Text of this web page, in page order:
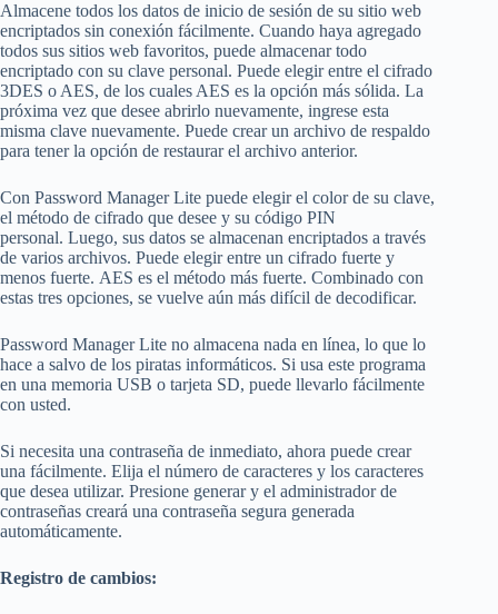
Almacene todos los datos de inicio de sesión de su sitio web
encriptados sin conexión fácilmente. Cuando haya agregado
todos sus sitios web favoritos, puede almacenar todo
encriptado con su clave personal. Puede elegir entre el cifrado
3DES o AES, de los cuales AES es la opción más sólida. La
próxima vez que desee abrirlo nuevamente, ingrese esta
misma clave nuevamente. Puede crear un archivo de respaldo
para tener la opción de restaurar el archivo anterior.
Con Password Manager Lite puede elegir el color de su clave,
el método de cifrado que desee y su código PIN
personal. Luego, sus datos se almacenan encriptados a través
de varios archivos. Puede elegir entre un cifrado fuerte y
menos fuerte. AES es el método más fuerte. Combinado con
estas tres opciones, se vuelve aún más difícil de decodificar.
Password Manager Lite no almacena nada en línea, lo que lo
hace a salvo de los piratas informáticos. Si usa este programa
en una memoria USB o tarjeta SD, puede llevarlo fácilmente
con usted.
Si necesita una contraseña de inmediato, ahora puede crear
una fácilmente. Elija el número de caracteres y los caracteres
que desea utilizar. Presione generar y el administrador de
contraseñas creará una contraseña segura generada
automáticamente.
Registro de cambios: